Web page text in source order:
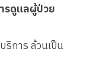
รดูแลผู้ป่วย
ริการ ล้วนเป็น